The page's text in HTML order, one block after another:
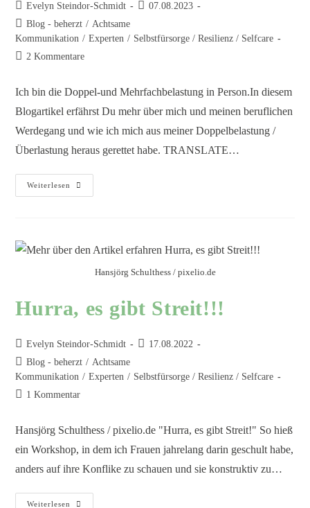
Evelyn Steindor-Schmidt
07.08.2023
Blog - beherzt / Achtsame
Kommunikation / Experten / Selbstfürsorge / Resilienz / Selfcare
2 Kommentare
Ich bin die Doppel-und Mehrfachbelastung in Person.In diesem
Blogartikel erfährst Du mehr über mich und meinen beruflichen
Werdegang und wie ich mich aus meiner Doppelbelastung /
Überlastung heraus gerettet habe. TRANSLATE…
Weiterlesen
Hansjörg Schulthess / pixelio.de
Hurra, es gibt Streit!!!
Evelyn Steindor-Schmidt
17.08.2022
Blog - beherzt / Achtsame
Kommunikation / Experten / Selbstfürsorge / Resilienz / Selfcare
1 Kommentar
Hansjörg Schulthess / pixelio.de "Hurra, es gibt Streit!" So hieß
ein Workshop, in dem ich Frauen jahrelang darin geschult habe,
anders auf ihre Konflike zu schauen und sie konstruktiv zu…
Weiterlesen